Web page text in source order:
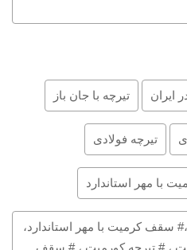
ایران تیرچه با جان باز
تیرچه فولادی
با مهر استاندارد
سقف کرمیت با مهر استاندارد،